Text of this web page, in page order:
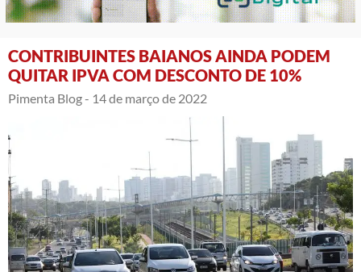
CONTRIBUINTES BAIANOS AINDA PODEM
QUITAR IPVA COM DESCONTO DE 10%
Pimenta Blog - 14 de março de 2022